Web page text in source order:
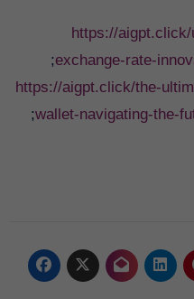
https://
exchange-rate-
;
https://aigpt.click/the-
wallet-navigating-the-
;